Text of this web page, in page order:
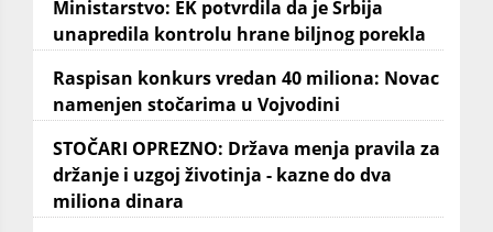
Ministarstvo: EK potvrdila da je Srbija
unapredila kontrolu hrane biljnog porekla
Raspisan konkurs vredan 40 miliona: Novac
namenjen stočarima u Vojvodini
STOČARI OPREZNO: Država menja pravila za
držanje i uzgoj životinja - kazne do dva
miliona dinara